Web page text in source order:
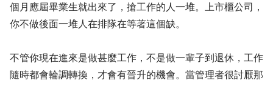
個月應屆畢業生就出來了，搶工作的人一堆。上市櫃公司，
你不做後面一堆人在排隊在等著這個缺。
不管你現在進來是做甚麼工作，不是做一輩子到退休，工作
隨時都會輪調轉換，才會有晉升的機會。當管理者很討厭那